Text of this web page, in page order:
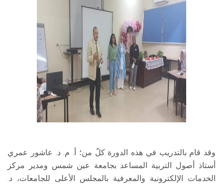
وقد قام بالتدريب في هذه الدورة كلٌ من؛ أ. م. د. عاشور عمري
أستاذ أصول التربية المساعد بجامعة عين شمس ومدير مركز
الخدمات الإلكترونية والمعرفية بالمجلس الأعلى للجامعات، د.